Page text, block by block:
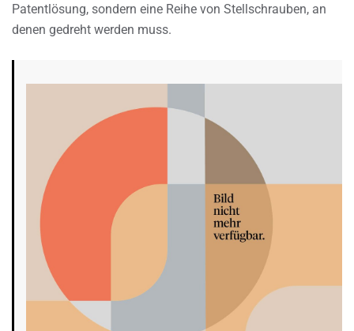
Patentlösung, sondern eine Reihe von Stellschrauben, an
denen gedreht werden muss.